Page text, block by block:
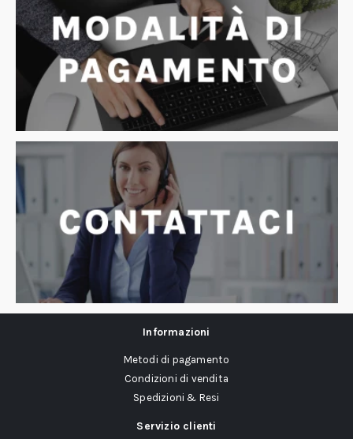
Informazioni
Metodi di pagamento
Condizioni di vendita
Spedizioni & Resi
Servizio clienti